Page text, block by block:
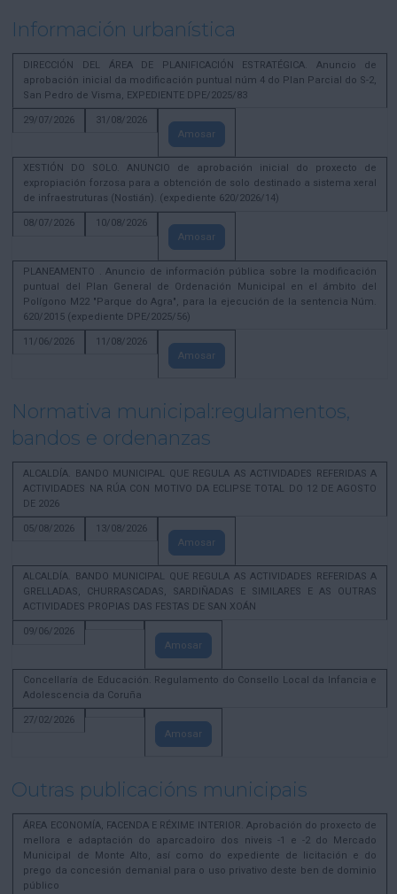
Información urbanística
DIRECCIÓN DEL ÁREA DE PLANIFICACIÓN ESTRATÉGICA. Anuncio de
aprobación inicial da modificación puntual núm 4 do Plan Parcial do S-2,
San Pedro de Visma, EXPEDIENTE DPE/2025/83
29/07/2026
31/08/2026
Amosar
XESTIÓN DO SOLO. ANUNCIO de aprobación inicial do proxecto de
expropiación forzosa para a obtención de solo destinado a sistema xeral
de infraestruturas (Nostián). (expediente 620/2026/14)
08/07/2026
10/08/2026
Amosar
PLANEAMENTO . Anuncio de información pública sobre la modificación
puntual del Plan General de Ordenación Municipal en el ámbito del
Polígono M22 "Parque do Agra", para la ejecución de la sentencia Núm.
620/2015 (expediente DPE/2025/56)
11/06/2026
11/08/2026
Amosar
Normativa municipal:regulamentos,
bandos e ordenanzas
ALCALDÍA. BANDO MUNICIPAL QUE REGULA AS ACTIVIDADES REFERIDAS A
ACTIVIDADES NA RÚA CON MOTIVO DA ECLIPSE TOTAL DO 12 DE AGOSTO
DE 2026
05/08/2026
13/08/2026
Amosar
ALCALDÍA. BANDO MUNICIPAL QUE REGULA AS ACTIVIDADES REFERIDAS A
GRELLADAS, CHURRASCADAS, SARDIÑADAS E SIMILARES E AS OUTRAS
ACTIVIDADES PROPIAS DAS FESTAS DE SAN XOÁN
09/06/2026
Amosar
Concellaría de Educación. Regulamento do Consello Local da Infancia e
Adolescencia da Coruña
27/02/2026
Amosar
Outras publicacións municipais
ÁREA ECONOMÍA, FACENDA E RÉXIME INTERIOR. Aprobación do proxecto de
mellora e adaptación do aparcadoiro dos niveis -1 e -2 do Mercado
Municipal de Monte Alto, así como do expediente de licitación e do
prego da concesión demanial para o uso privativo deste ben de dominio
público